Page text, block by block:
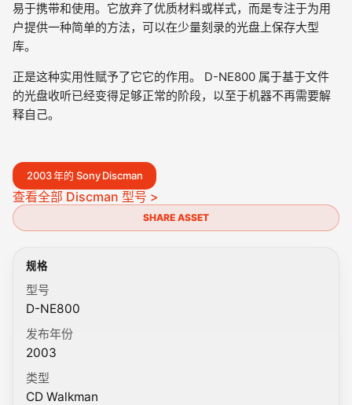
易于携带和使用。它放弃了优质材料或样式，而是专注于为用
户提供一种简单的方法，可以在少量刻录的光盘上保存大型
库。
正是这种实用性赋予了它它的作用。 D-NE800 属于基于文件
的光盘收听已经变得足够正常的阶段，以至于机器不再需要解
释自己。
2003 年的 Sony Discman
查看全部 Discman 型号 >
SHARE ASSET
规格
型号
D-NE800
发布年份
2003
类型
CD Walkman